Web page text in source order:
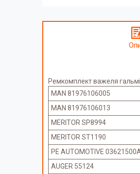
Ремкомплект важеля
MAN 81976106005
MAN 81976106013
MERITOR SP8994
MERITOR ST1190
PE AUTOMOTIVE
AUGER 55124